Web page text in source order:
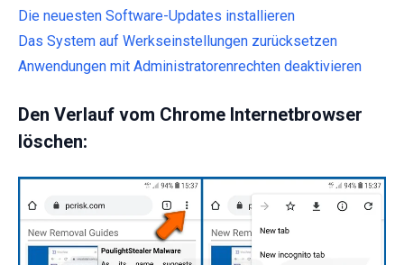
Die neuesten Software-Updates installieren
Das System auf Werkseinstellungen zurücksetzen
Anwendungen mit Administratorenrechten deaktivieren
Den Verlauf vom Chrome Internetbrowser
löschen: